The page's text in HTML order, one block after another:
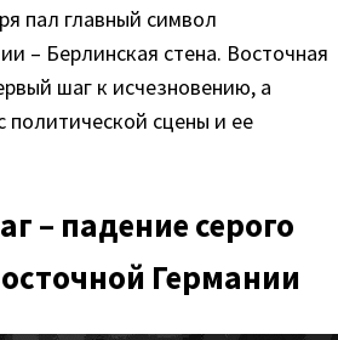
пал главный символ
– Берлинская стена. Восточная
шаг к исчезновению, а
политической сцены и ее
– падение серого
Германии